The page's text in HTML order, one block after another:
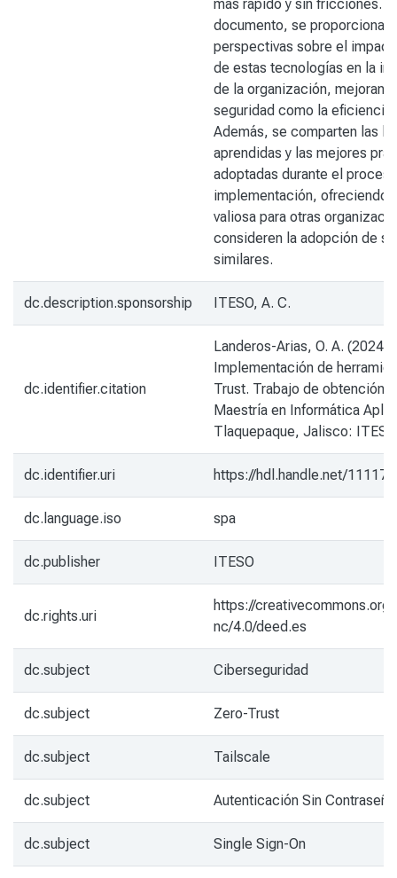
más rápido y sin fricciones.
documento, se proporcionan
perspectivas sobre el
de estas tecnologías en la
de la organización,
seguridad como la eficiencia
Además, se comparten las
aprendidas y las mejores
adoptadas durante el
implementación, ofreciendo
valiosa para otras
consideren la adopción de
similares.
dc.description.sponsorship ITESO, A. C.
dc.identifier.citation
Landeros-Arias, O. A. (2024).
Implementación de
Trust. Trabajo de obtención
Maestría en Informática
Tlaquepaque, Jalisco:
dc.identifier.uri https://hdl.handle.net/11117/
dc.language.iso spa
dc.publisher ITESO
dc.rights.uri
https://
nc/4.0/deed.es
dc.subject Ciberseguridad
dc.subject Zero-Trust
dc.subject Tailscale
dc.subject Autenticación Sin Contraseña
dc.subject Single Sign-On